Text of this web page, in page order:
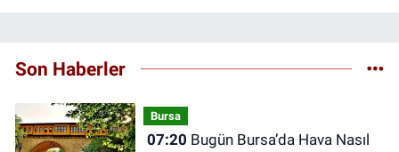
Son Haberler
Bursa
07:20